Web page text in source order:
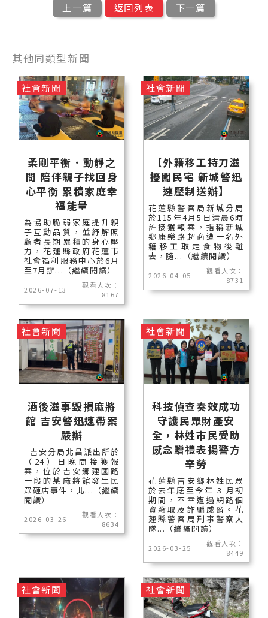
上一篇 返回列表 下一篇
其他同類型新聞
柔剛平衡．動靜之
間 陪伴親子找回身
心平衡 累積家庭幸
福能量
為協助脆弱家庭提升親
子互動品質，並紓解照
顧者長期累積的身心壓
力，花蓮縣政府花蓮市
社會福利服務中心於6月
至7月辦...（繼續閱讀）
2026-07-13
觀看人次：
8167
社會新聞
【外籍移工持刀滋
擾闖民宅 新城警迅
速壓制送辦】
花蓮縣警察局新城分局
於115年4月5日清晨6時
許接獲報案，指稱新城
鄉康樂路超商遭一名外
籍移工取走食物後離
去，隨...（繼續閱讀）
2026-04-05
觀看人次：
8731
社會新聞
酒後滋事毀損麻將
館 吉安警迅速帶案
嚴辦
吉安分局北昌派出所於
（24）日晚間接獲報
案，位於吉安鄉建國路
一段的某麻將館發生民
眾砸店事件，北...（繼續
閱讀）
2026-03-26
觀看人次：
8634
社會新聞
科技偵查奏效成功
守護民眾財產安
全，林姓市民受助
感念贈禮表揚警方
辛勞
花蓮縣吉安鄉林姓民眾
於去年底至今年 3 月初
期間，不幸遭遇網路個
資竊取及詐騙威脅。花
蓮縣警察局刑事警察大
隊...（繼續閱讀）
2026-03-25
觀看人次：
8449
社會新聞
社會新聞 社會新聞